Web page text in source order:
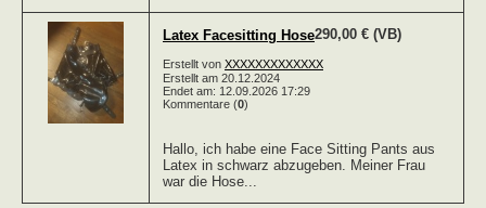
Latex Facesitting Hose290,00 € (VB)
Erstellt von XXXXXXXXXXXXX
Erstellt am 20.12.2024
Endet am: 12.09.2026 17:29
Kommentare (0)
Hallo, ich habe eine Face Sitting Pants aus
Latex in schwarz abzugeben. Meiner Frau
war die Hose...